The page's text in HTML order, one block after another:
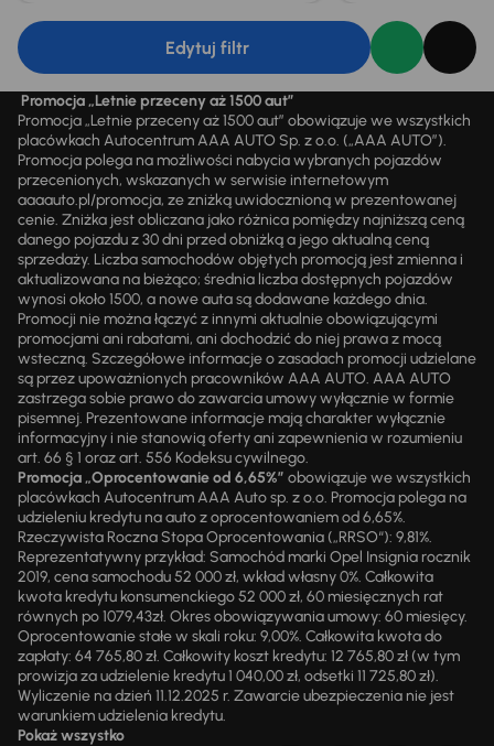
Edytuj filtr
Promocja „Letnie przeceny aż 1500 aut”
Promocja „Letnie przeceny aż 1500 aut” obowiązuje we wszystkich
placówkach Autocentrum AAA AUTO Sp. z o.o. („AAA AUTO”).
Promocja polega na możliwości nabycia wybranych pojazdów
przecenionych, wskazanych w serwisie internetowym
aaaauto.pl/promocja, ze zniżką uwidocznioną w prezentowanej
cenie. Zniżka jest obliczana jako różnica pomiędzy najniższą ceną
danego pojazdu z 30 dni przed obniżką a jego aktualną ceną
sprzedaży. Liczba samochodów objętych promocją jest zmienna i
aktualizowana na bieżąco; średnia liczba dostępnych pojazdów
wynosi około 1500, a nowe auta są dodawane każdego dnia.
Promocji nie można łączyć z innymi aktualnie obowiązującymi
promocjami ani rabatami, ani dochodzić do niej prawa z mocą
wsteczną. Szczegółowe informacje o zasadach promocji udzielane
są przez upoważnionych pracowników AAA AUTO. AAA AUTO
zastrzega sobie prawo do zawarcia umowy wyłącznie w formie
pisemnej. Prezentowane informacje mają charakter wyłącznie
informacyjny i nie stanowią oferty ani zapewnienia w rozumieniu
art. 66 § 1 oraz art. 556 Kodeksu cywilnego.
Promocja „Oprocentowanie od 6,65%” obowiązuje we wszystkich
placówkach Autocentrum AAA Auto sp. z o.o. Promocja polega na
udzieleniu kredytu na auto z oprocentowaniem od 6,65%.
Rzeczywista Roczna Stopa Oprocentowania („RRSO“): 9,81%.
Reprezentatywny przykład: Samochód marki Opel Insignia rocznik
2019, cena samochodu 52 000 zł, wkład własny 0%. Całkowita
kwota kredytu konsumenckiego 52 000 zł, 60 miesięcznych rat
równych po 1079,43zł. Okres obowiązywania umowy: 60 miesięcy.
Oprocentowanie stałe w skali roku: 9,00%. Całkowita kwota do
zapłaty: 64 765,80 zł. Całkowity koszt kredytu: 12 765,80 zł (w tym
prowizja za udzielenie kredytu 1 040,00 zł, odsetki 11 725,80 zł).
Wyliczenie na dzień 11.12.2025 r. Zawarcie ubezpieczenia nie jest
warunkiem udzielenia kredytu.
Pokaż wszystko